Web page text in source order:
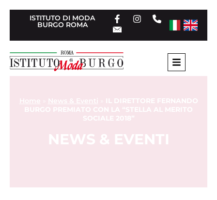
ISTITUTO DI MODA
BURGO ROMA
Home News & Eventi
IL DIRETTORE FERNANDO
BURGO PREMIATO CON LA “STELLA AL MERITO
SOCIALE 2018”
NEWS & EVENTI